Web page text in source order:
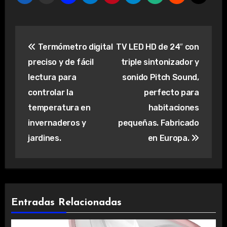
de
entradas
Termómetro digital
preciso y de fácil
lectura para
controlar la
temperatura en
invernaderos y
jardines.
TV LED HD de 24″ con
triple sintonizador y
sonido Pitch Sound,
perfecto para
habitaciones
pequeñas. Fabricado
en Europa.
Entradas Relacionadas